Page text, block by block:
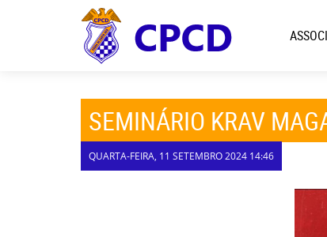
SEMINÁRIO KRAV
QUARTA-FEIRA, 11 SETEMBRO 2024 14:46